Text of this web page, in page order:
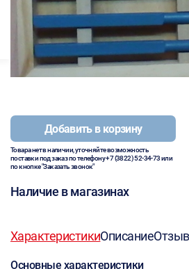
Добавить в корзину
Товара нет в наличии, уточняйте возможность
поставки под заказ по телефону+7 (3822) 52-34-73или
по кнопке "Заказать звонок"
Наличие в магазинах
ХарактеристикиОписание
Основные характеристики